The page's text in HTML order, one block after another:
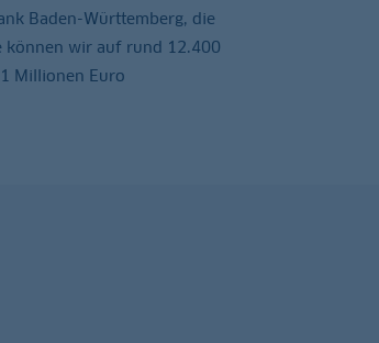
Baden-Württemberg, die
können wir auf rund 12.400
Millionen Euro